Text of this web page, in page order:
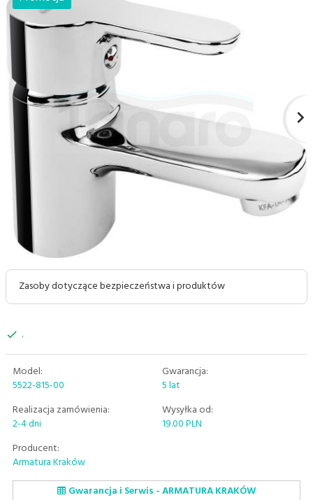
Zasoby dotyczące bezpieczeństwa i produktów
.
Model:
5522-815-00
Gwarancja:
5 lat
Realizacja zamówienia:
2-4 dni
Wysyłka od:
19.00 PLN
Producent:
Armatura Kraków
Gwarancja i Serwis - ARMATURA KRAKÓW